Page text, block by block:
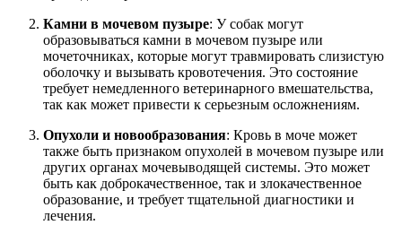
Камни в мочевом пузыре: У собак могут
образовываться камни в мочевом пузыре или
мочеточниках, которые могут травмировать слизистую
оболочку и вызывать кровотечения. Это состояние
требует немедленного ветеринарного вмешательства,
так как может привести к серьезным осложнениям.
Опухоли и новообразования: Кровь в моче может
также быть признаком опухолей в мочевом пузыре или
других органах мочевыводящей системы. Это может
быть как доброкачественное, так и злокачественное
образование, и требует тщательной диагностики и
лечения.